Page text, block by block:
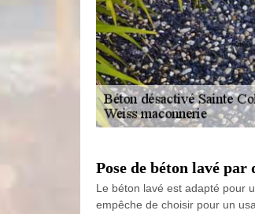
Pose de béton lavé par
Le béton lavé est adapté pour
empêche de choisir pour un